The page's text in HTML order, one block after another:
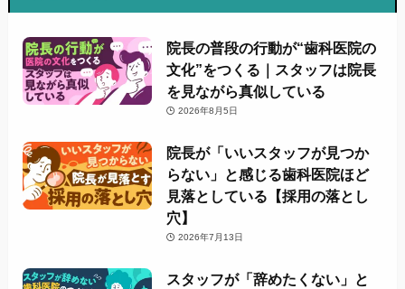
院長の普段の行動が“歯科医院の
文化”をつくる｜スタッフは院長
を見ながら真似している
2026年8月5日
院長が「いいスタッフが見つか
らない」と感じる歯科医院ほど
見落としている【採用の落とし
穴】
2026年7月13日
スタッフが「辞めたくない」と